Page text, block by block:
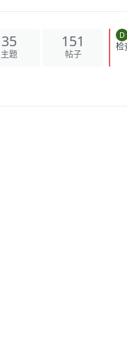
35 151 D